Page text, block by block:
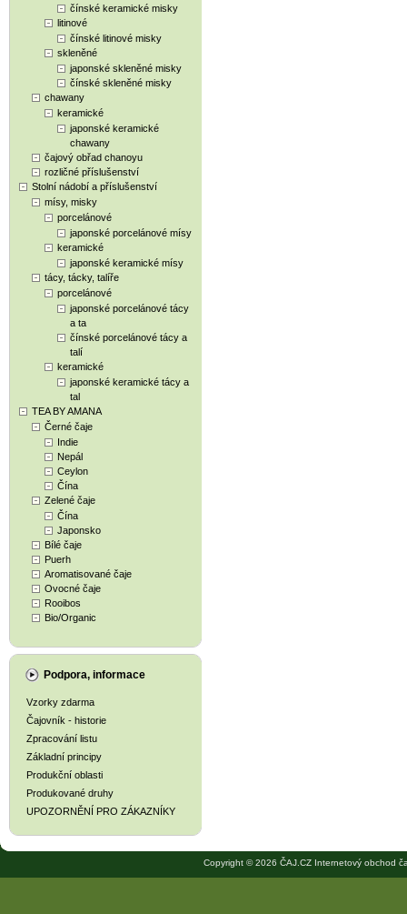
čínské keramické misky
litinové
čínské litinové misky
skleněné
japonské skleněné misky
čínské skleněné misky
chawany
keramické
japonské keramické
chawany
čajový obřad chanoyu
rozličné příslušenství
Stolní nádobí a příslušenství
mísy, misky
porcelánové
japonské porcelánové mísy
keramické
japonské keramické mísy
tácy, tácky, talíře
porcelánové
japonské porcelánové tácy
a ta
čínské porcelánové tácy a
talí
keramické
japonské keramické tácy a
tal
TEA BY AMANA
Černé čaje
Indie
Nepál
Ceylon
Čína
Zelené čaje
Čína
Japonsko
Bílé čaje
Puerh
Aromatisované čaje
Ovocné čaje
Rooibos
Bio/Organic
Podpora, informace
Vzorky zdarma
Čajovník - historie
Zpracování listu
Základní principy
Produkční oblasti
Produkované druhy
UPOZORNĚNÍ PRO ZÁKAZNÍKY
Copyright © 2026 ČAJ.CZ Internetový obchod